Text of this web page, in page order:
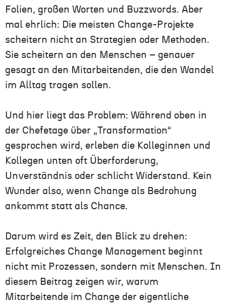
Folien, großen Worten und Buzzwords. Aber
mal ehrlich: Die meisten Change-Projekte
scheitern nicht an Strategien oder Methoden.
Sie scheitern an den Menschen – genauer
gesagt an den Mitarbeitenden, die den Wandel
im Alltag tragen sollen.
Und hier liegt das Problem: Während oben in
der Chefetage über „Transformation“
gesprochen wird, erleben die Kolleginnen und
Kollegen unten oft Überforderung,
Unverständnis oder schlicht Widerstand. Kein
Wunder also, wenn Change als Bedrohung
ankommt statt als Chance.
Darum wird es Zeit, den Blick zu drehen:
Erfolgreiches Change Management beginnt
nicht mit Prozessen, sondern mit Menschen. In
diesem Beitrag zeigen wir, warum
Mitarbeitende im Change der eigentliche